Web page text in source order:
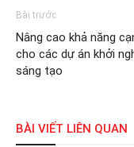
Bài trước
Nâng cao khả năng
cho các dự án khởi
sáng tạo
BÀI VIẾT LIÊN QUAN